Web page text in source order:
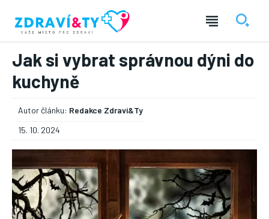
― REKLAMA ―
Jak si vybrat správnou dýni do
kuchyně
Autor článku: Redakce Zdraví&Ty
15. 10. 2024